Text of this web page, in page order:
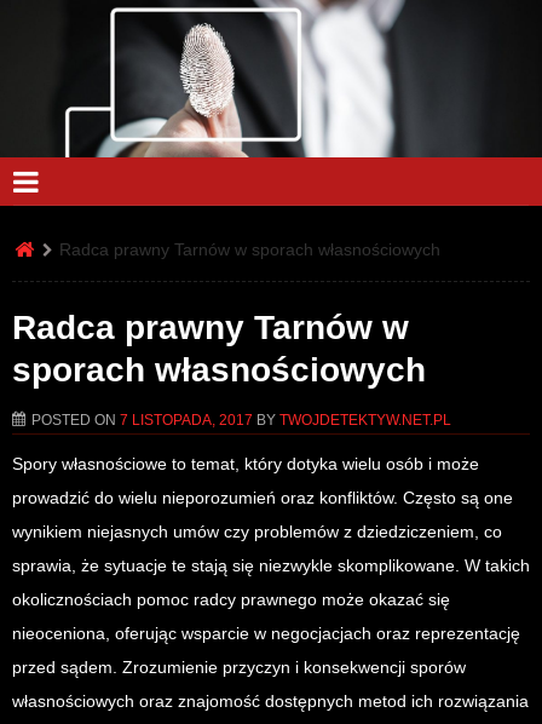
Radca prawny Tarnów w sporach własnościowych
Radca prawny Tarnów w
sporach własnościowych
POSTED ON 7 LISTOPADA, 2017 BY TWOJDETEKTYW.NET.PL
Spory własnościowe to temat, który dotyka wielu osób i może
prowadzić do wielu nieporozumień oraz konfliktów. Często są one
wynikiem niejasnych umów czy problemów z dziedziczeniem, co
sprawia, że sytuacje te stają się niezwykle skomplikowane. W takich
okolicznościach pomoc radcy prawnego może okazać się
nieoceniona, oferując wsparcie w negocjacjach oraz reprezentację
przed sądem. Zrozumienie przyczyn i konsekwencji sporów
własnościowych oraz znajomość dostępnych metod ich rozwiązania